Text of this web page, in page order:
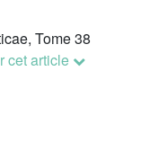
Tome 38
cet article